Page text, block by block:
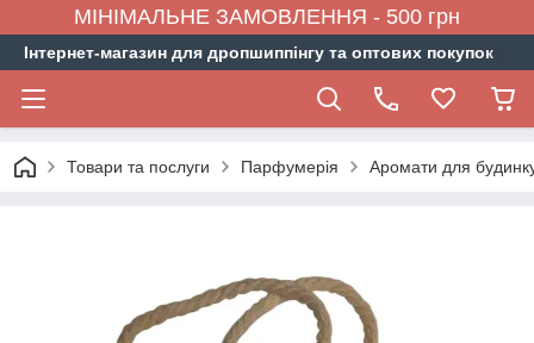
МІНІМАЛЬНЕ ЗАМОВЛЕННЯ - 500 грн
Інтернет-магазин для дропшиппінгу та оптових покупок
Товари та послуги Парфумерія Аромати для